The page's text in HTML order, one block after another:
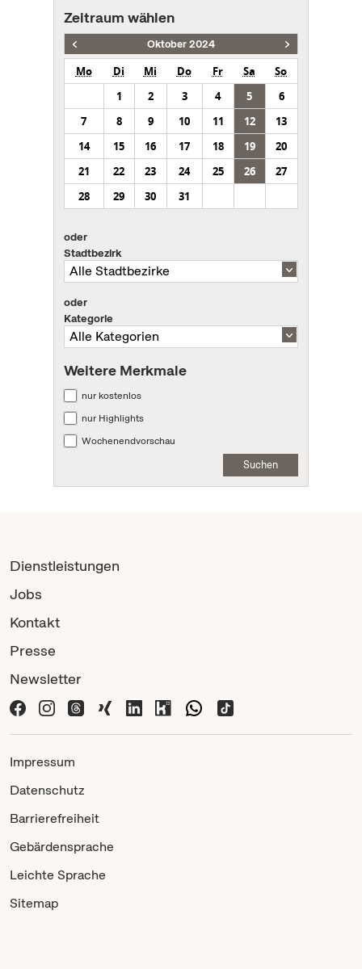
Zeitraum wählen
Oktober 2024
Mo Di Mi Do Fr Sa
So
1
2 3 4 5
6
7
8 9 10 11 12
13
14
15 16 17 18 19
20
21
22 23 24 25 26
27
28
29 30 31
oder
Stadtbezirk
oder
Kategorie
Weitere Merkmale
nur kostenlos
nur Highlights
Wochenendvorschau
Suchen
Dienstleistungen
Jobs
Kontakt
Presse
Newsletter
Impressum
Datenschutz
Barrierefreiheit
Gebärdensprache
Leichte Sprache
Sitemap